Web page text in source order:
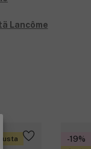
Lancôme
-19%